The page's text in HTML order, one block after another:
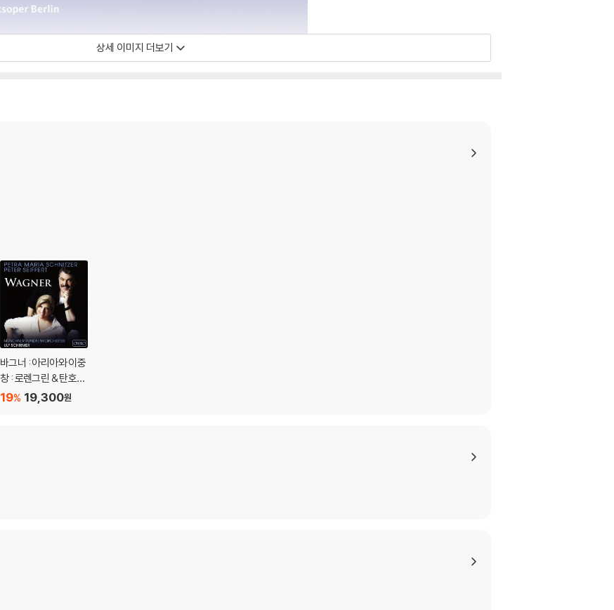
상세 이미지 더보기
바그너 : 아리아와 이중
창 : 로렌그린 & 탄호이
저 & 발퀴레19,300원
19%